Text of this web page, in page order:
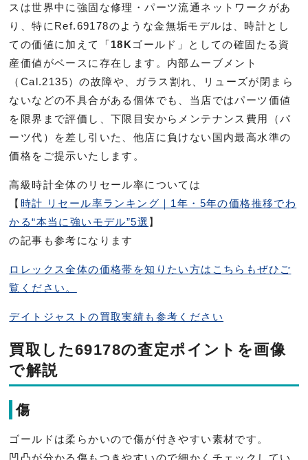
スは世界中に強固な修理・パーツ流通ネットワークがあ
り、特にRef.69178のような金無垢モデルは、時計とし
ての価値に加えて「18K ゴールド」としての確固たる資
産価値がベースに存在します。内部ムーブメント
（Cal.2135）の故障や、ガラス割れ、リューズが閉まら
ないなどの不具合がある個体でも、当店ではパーツ価値
を限界まで評価し、下限目安からメンテナンス費用（パ
ーツ代）を差し引いた、他店に負けない国内最高水準の
価格をご提示いたします。
高級時計全体のリセール率については
【 時計 リセール率ランキング｜1年・5年の価格推移でわ
かる“本当に強いモデル”5選 】
の記事も参考になります
ロレックス全体の価格帯を知りたい方はこちらもぜひご
覧ください。
デイトジャストの買取実績も参考ください
買取した69178の査定ポイントを画像
で解説
傷
ゴールドは柔らかいので傷が付きやすい素材です。
凹凸が分かる傷もつきやすいので細かくチェックしてい